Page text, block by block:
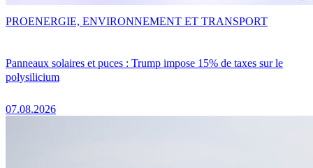
Panneaux solaires et puces : Trump impose 15% de taxes sur le
polysilicium
07.08.2026
PROENERGIE, ENVIRONNEMENT ET TRANSPORT